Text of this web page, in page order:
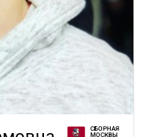
СБОРНАЯ
МОСКВЫ